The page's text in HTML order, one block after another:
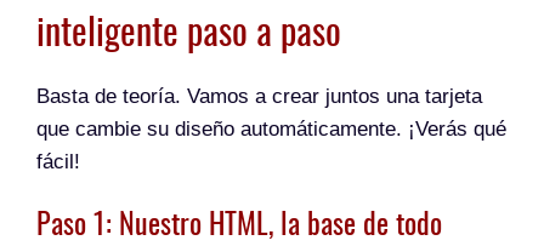
inteligente paso a paso
Basta de teoría. Vamos a crear juntos una tarjeta
que cambie su diseño automáticamente. ¡Verás qué
fácil!
Paso 1: Nuestro HTML, la base de todo